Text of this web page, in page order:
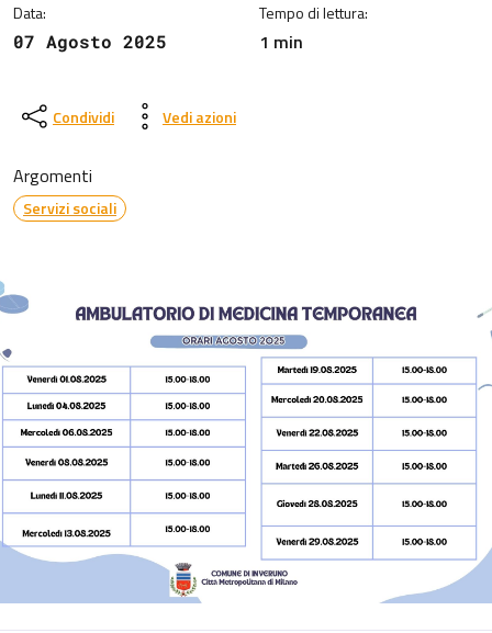
Data:
07 Agosto 2025
Tempo di lettura:
1 min
Condividi Vedi azioni
Argomenti
Servizi sociali